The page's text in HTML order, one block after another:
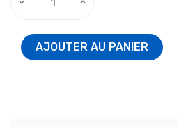
AJOUTER AU PANIER